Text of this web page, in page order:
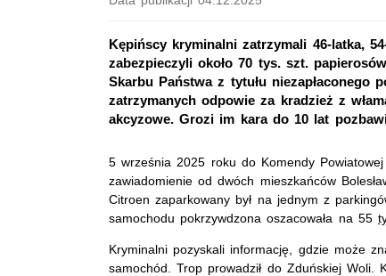
Kępińscy kryminalni zatrzymali 46-latka,
zabezpieczyli około 70 tys. szt.
Skarbu Państwa z tytułu niezapłaconego
zatrzymanych odpowie za kradzież z
akcyzowe. Grozi im kara do 10 lat
5 września 2025 roku do Komendy Powiatowej
zawiadomienie od dwóch mieszkańców
Citroen zaparkowany był na jednym z
samochodu pokrzywdzona oszacowała na 55
Kryminalni pozyskali informację, gdzie może
samochód. Trop prowadził do Zduńskiej Woli.